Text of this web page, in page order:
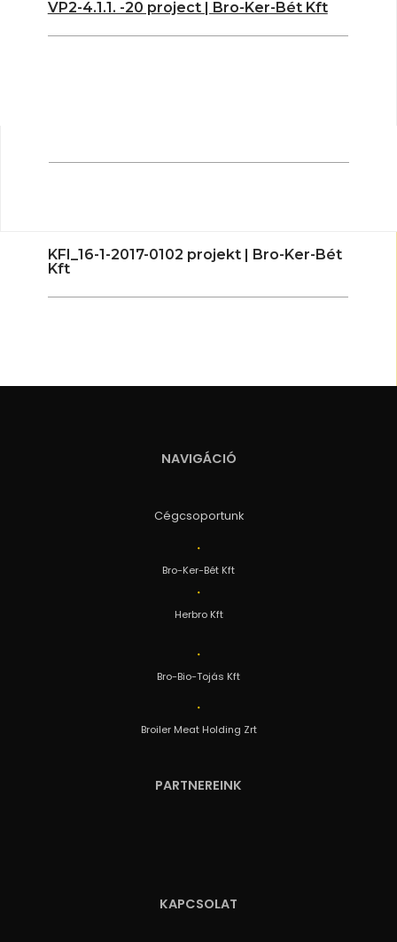
VP2-4.1.1. -20 project | Bro-Ker-Bét Kft​
KFI_16-1-2017-0102 projekt | Bro-Ker-Bét
Kft
NAVIGÁCIÓ
Cégcsoportunk
Bro-Ker-Bét Kft
Herbro Kft
Bro-Bio-Tojás Kft
Broiler Meat Holding Zrt
PARTNEREINK
KAPCSOLAT